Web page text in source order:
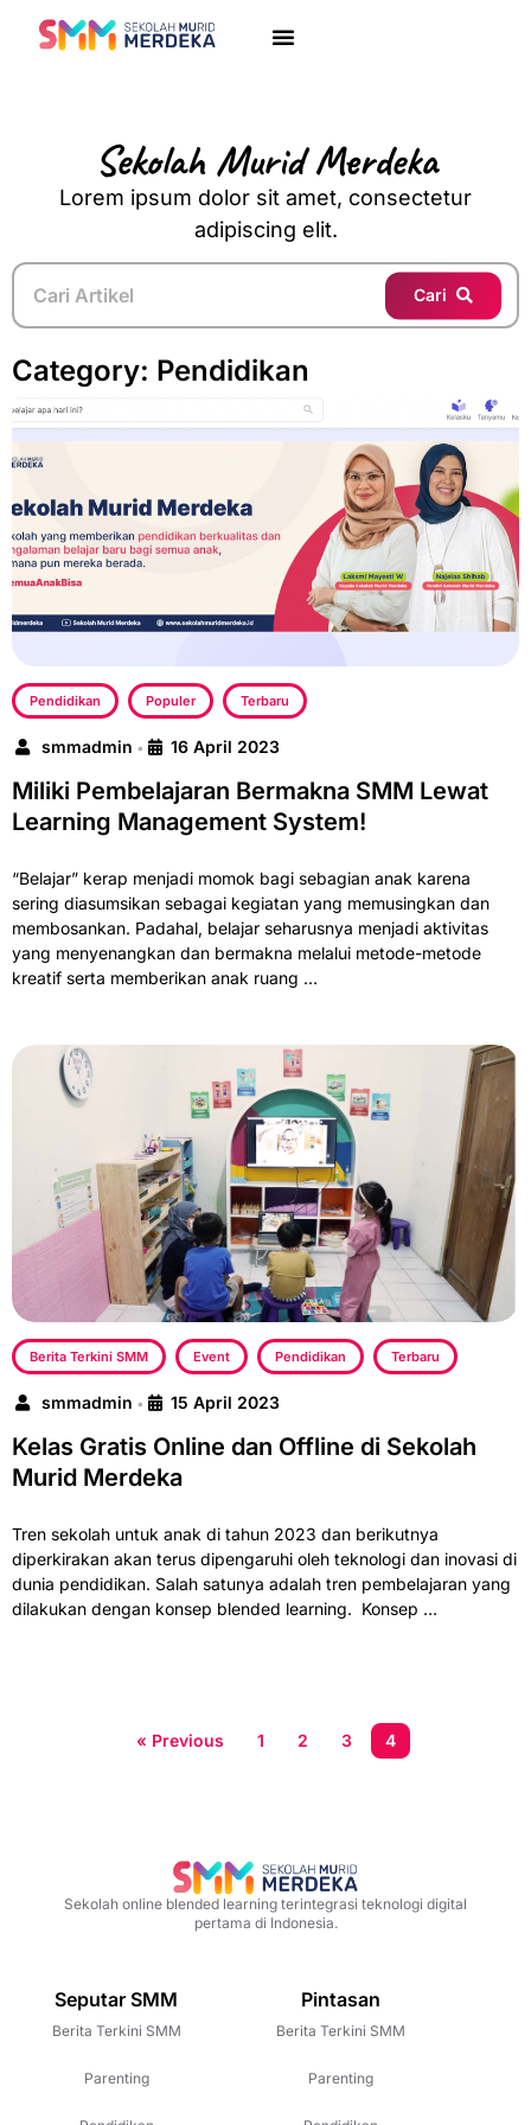
Sekolah Murid Merdeka
Lorem ipsum dolor sit amet, consectetur
adipiscing elit.
Cari
Category: Pendidikan
Pendidikan Populer Terbaru
Miliki Pembelajaran Bermakna SMM Lewat
Learning Management System!
smmadmin • 16 April 2023
“Belajar” kerap menjadi momok bagi sebagian anak karena
sering diasumsikan sebagai kegiatan yang memusingkan dan
membosankan. Padahal, belajar seharusnya menjadi aktivitas
yang menyenangkan dan bermakna melalui metode-metode
kreatif serta memberikan anak ruang …
Berita Terkini SMM Event Pendidikan Terbaru
Kelas Gratis Online dan Offline di Sekolah
Murid Merdeka
smmadmin • 15 April 2023
Tren sekolah untuk anak di tahun 2023 dan berikutnya
diperkirakan akan terus dipengaruhi oleh teknologi dan inovasi di
dunia pendidikan. Salah satunya adalah tren pembelajaran yang
dilakukan dengan konsep blended learning. Konsep …
« Previous 1 2 3 4
Sekolah online blended learning terintegrasi teknologi digital
pertama di Indonesia.
Seputar SMM
Berita Terkini SMM
Parenting
Pintasan
Berita Terkini SMM
Parenting